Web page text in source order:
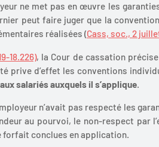
ne met pas en œuvre les
peut faire juger que la
réalisées (Cass, soc., 2
18.226), la Cour de cassation
prive d’effet les conventions
salariés auxquels il s’applique.
n’avait pas respecté les
au pourvoi, le non-respect par
forfait conclues en application.